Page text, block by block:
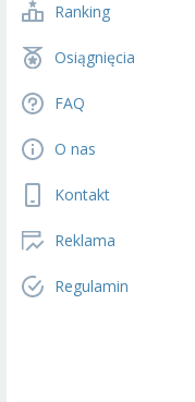
Ranking
Osiągnięcia
FAQ
O nas
Kontakt
Reklama
Regulamin